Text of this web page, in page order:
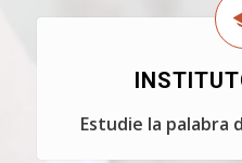
Estudie la palabra